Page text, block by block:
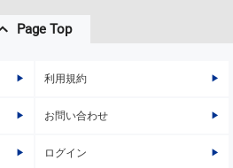
Page Top
利用規約
お問い合わせ
ログイン